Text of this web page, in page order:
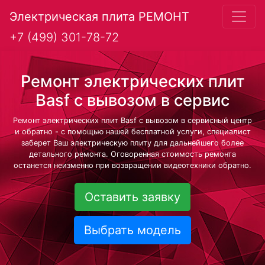
Электрическая плита РЕМОНТ
+7 (499) 301-78-72
Ремонт электрических плит
Basf с вывозом в сервис
Ремонт электрических плит Basf с вывозом в сервисный центр
и обратно - с помощью нашей бесплатной услуги, специалист
заберет Ваш электрическую плиту для дальнейшего более
детального ремонта. Оговоренная стоимость ремонта
останется неизменно при возвращении видеотехники обратно.
Оставить заявку
Выбрать модель